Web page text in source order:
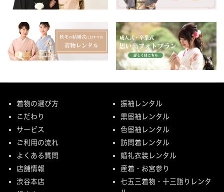
着物の選び方
こだわり
サービス
ご利用の流れ
よくある質問
店舗情報
渋谷本店
振袖レンタル
黒留袖レンタル
色留袖レンタル
訪問着レンタル
婚礼衣装レンタル
産着・お宮参り
七五三着物・十三詣りレンタ